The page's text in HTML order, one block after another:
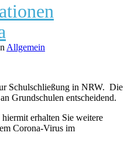
Allgemein
Schulschließung in NRW. Die
Grundschulen entscheidend.
erhalten Sie weitere
Corona-Virus im